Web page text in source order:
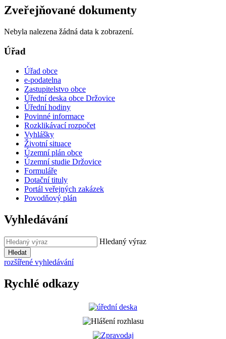
Zveřejňované dokumenty
Nebyla nalezena žádná data k zobrazení.
Úřad
Úřad obce
e-podatelna
Zastupitelstvo obce
Úřední deska obce Držovice
Úřední hodiny
Povinné informace
Rozklikávací rozpočet
Vyhlášky
Životní situace
Územní plán obce
Územní studie Držovice
Formuláře
Dotační tituly
Portál veřejných zakázek
Povodňový plán
Vyhledávání
Hledaný výraz
Hledat
rozšířené vyhledávání
Rychlé odkazy